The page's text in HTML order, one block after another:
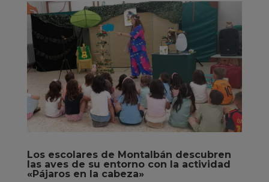
Los escolares de Montalbán descubren
las aves de su entorno con la actividad
«Pájaros en la cabeza»